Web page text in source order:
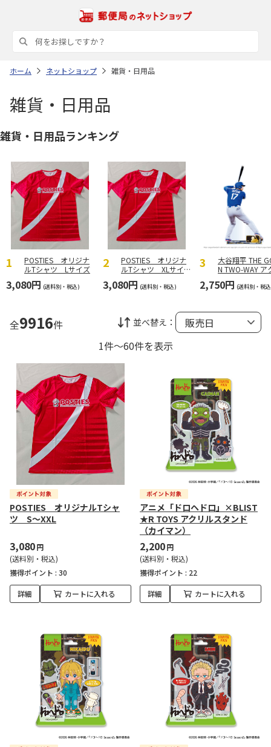
ホーム ネットショップ 雑貨・日用品
雑貨・日用品
雑貨・日用品ランキング
POSTIES オリジナ
ルTシャツ Lサイズ
3,080円 (送料別・税込)
POSTIES オリジナ
ルTシャツ XLサイ
3,080円 (送料別・税込)
大谷翔平 THE
N TWO-WAY ア
2,750円 (送料別・税
全9916件 並べ替え：
1件～60件を表示
POSTIES オリジナルTシャ
ツ S～XXL
3,080円
(送料別・税込)
獲得ポイント : 30
詳細 カートに入れる
アニメ「ドロヘドロ」×BLIST
★R TOYS アクリルスタンド
（カイマン）
2,200円
(送料別・税込)
獲得ポイント : 22
詳細 カートに入れる